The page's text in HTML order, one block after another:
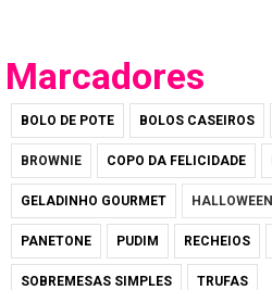
Marcadores
BOLO DE POTE BOLOS CASEIROS
BROWNIE COPO DA FELICIDADE
GELADINHO GOURMET HALLOWEEN
PANETONE PUDIM RECHEIOS
SOBREMESAS SIMPLES TRUFAS